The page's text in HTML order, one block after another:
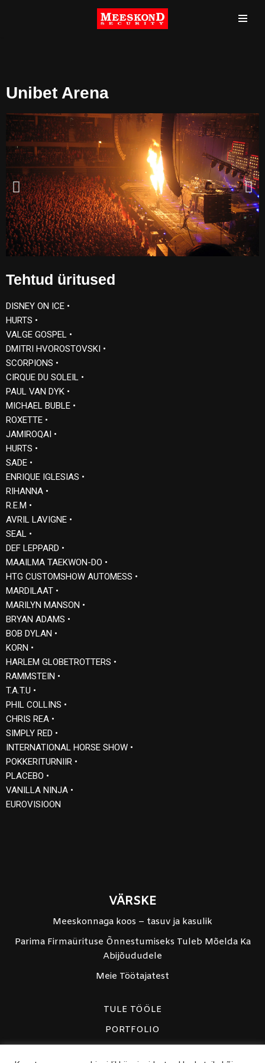
Unibet Arena
Tehtud üritused
DISNEY ON ICE •
HURTS •
VALGE GOSPEL •
DMITRI HVOROSTOVSKI •
SCORPIONS •
CIRQUE DU SOLEIL •
PAUL VAN DYK •
MICHAEL BUBLE •
ROXETTE •
JAMIROQAI •
HURTS •
SADE •
ENRIQUE IGLESIAS •
RIHANNA •
R.E.M •
AVRIL LAVIGNE •
SEAL •
DEF LEPPARD •
MAAILMA TAEKWON-DO •
HTG CUSTOMSHOW AUTOMESS •
MARDILAAT •
MARILYN MANSON •
BRYAN ADAMS •
BOB DYLAN •
KORN •
HARLEM GLOBETROTTERS •
RAMMSTEIN •
T.A.T.U •
PHIL COLLINS •
CHRIS REA •
SIMPLY RED •
INTERNATIONAL HORSE SHOW •
POKKERITURNIIR •
PLACEBO •
VANILLA NINJA •
EUROVISIOON
VÄRSKE
Meeskonnaga koos – tasuv ja kasulik
Parima Firmaürituse Õnnestumiseks Tuleb Mõelda Ka
Abijõududele
Meie Töötajatest
TULE TÖÖLE
PORTFOLIO